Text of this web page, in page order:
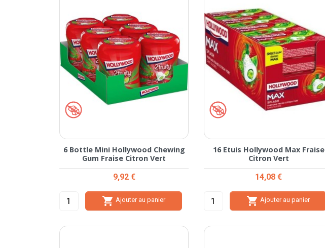
6 Bottle Mini Hollywood Chewing
Gum Fraise Citron Vert
Prix
9,92 €
 Ajouter au panier
16 Etuis Hollywood Max Fraise
Citron Vert
Prix
14,08 €
 Ajouter au panier